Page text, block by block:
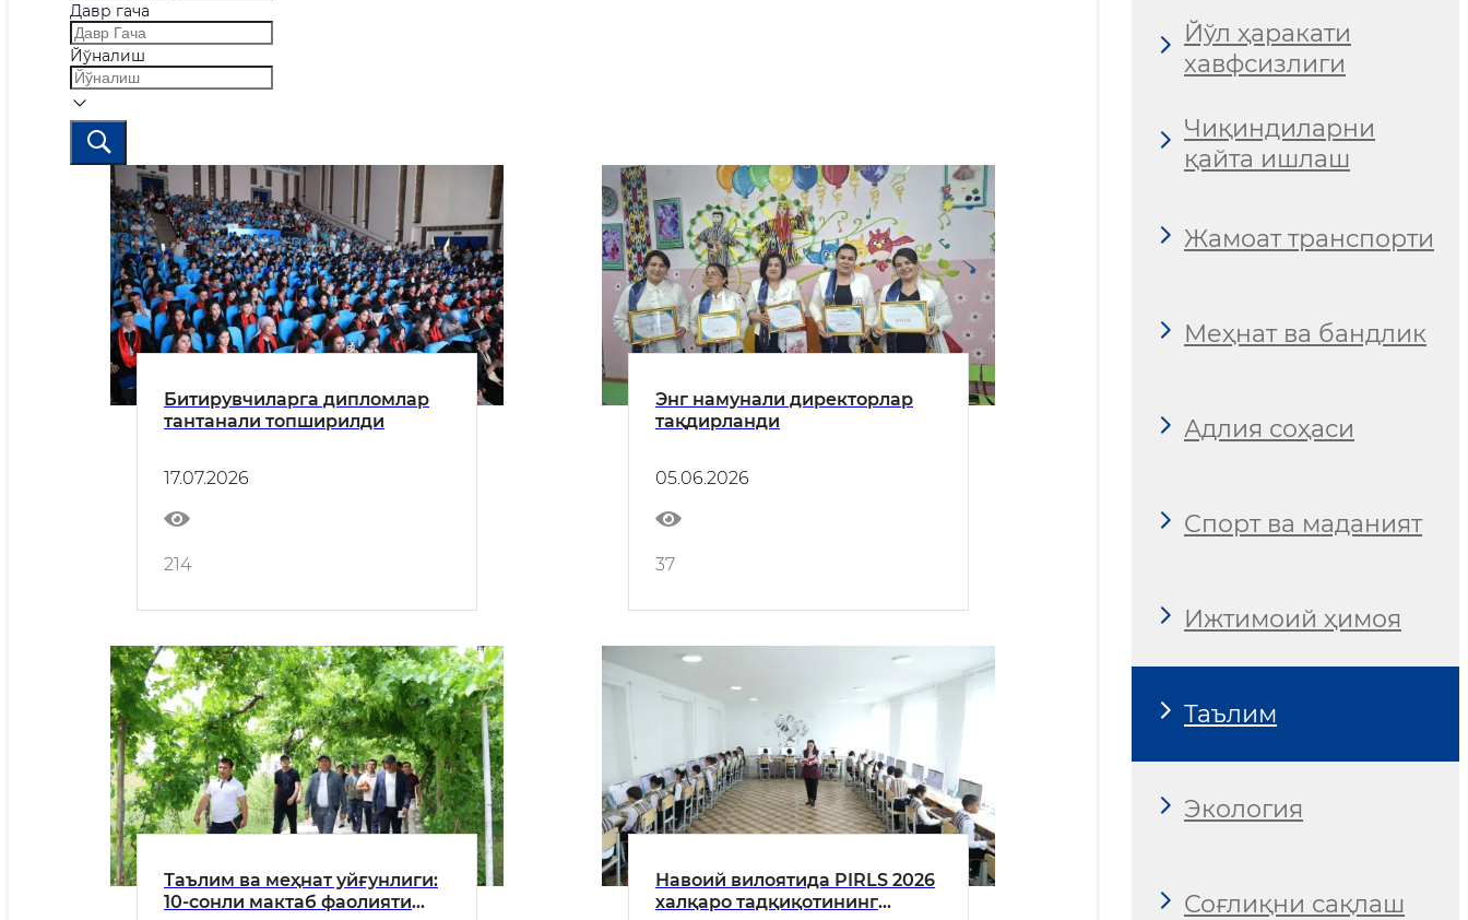
Давр гача
Йўналиш
Битирувчиларга дипломлар
тантанали топширилди
17.07.2026
214
Энг намунали директорлар
тақдирланди
05.06.2026
37
Таълим ва меҳнат уйғунлиги:
10-сонли мактаб фаолияти
Навоий вилоятида PIRLS 2026
халқаро тадқиқотининг
Йўл ҳаракати
хавфсизлиги
Чиқиндиларни
қайта ишлаш
Жамоат транспорти
Меҳнат ва бандлик
Адлия соҳаси
Спорт ва маданият
Ижтимоий ҳимоя
Таълим
Экология
Соғлиқни сақлаш